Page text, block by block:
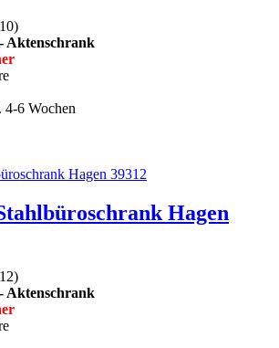
)
Aktenschrank
4-6 Wochen
Hagen
)
Aktenschrank